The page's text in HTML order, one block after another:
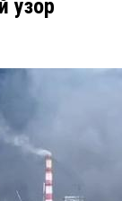
узор